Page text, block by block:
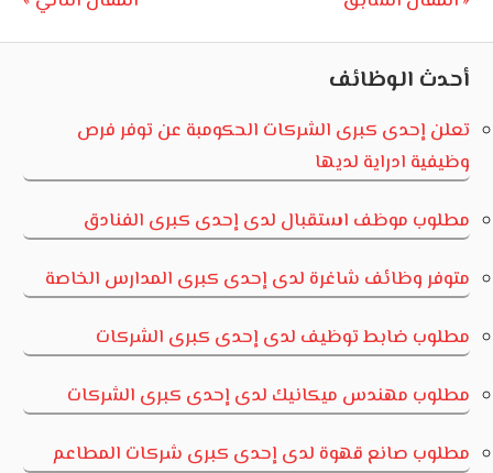
المقالات
أحدث الوظائف
تعلن إحدى كبرى الشركات الحكومبة عن توفر فرص
وظيفية ادراية لديها
مطلوب موظف استقبال لدى إحدى كبرى الفنادق
متوفر وظائف شاغرة لدى إحدى كبرى المدارس الخاصة
مطلوب ضابط توظيف لدى إحدى كبرى الشركات
مطلوب مهندس ميكانيك لدى إحدى كبرى الشركات
مطلوب صانع قهوة لدى إحدى كبرى شركات المطاعم